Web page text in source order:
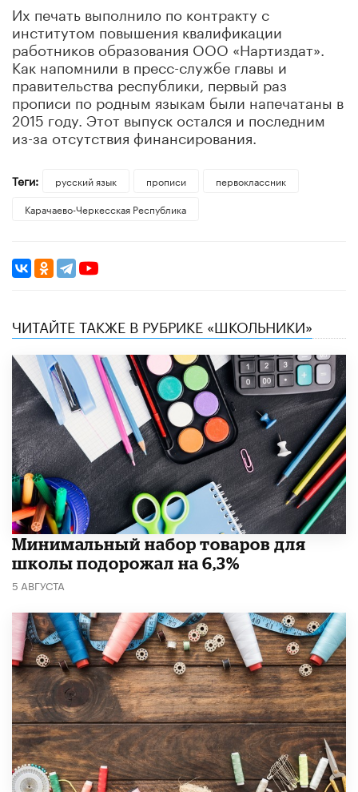
Их печать выполнило по контракту с
институтом повышения квалификации
работников образования ООО «Нартиздат».
Как напомнили в пресс-службе главы и
правительства республики, первый раз
прописи по родным языкам были напечатаны в
2015 году. Этот выпуск остался и последним
из-за отсутствия финансирования.
Теги: русский язык прописи
первоклассник
Карачаево-Черкесская Республика
ЧИТАЙТЕ ТАКЖЕ В РУБРИКЕ «ШКОЛЬНИКИ»
Минимальный набор товаров для
школы подорожал на 6,3%
5 АВГУСТА